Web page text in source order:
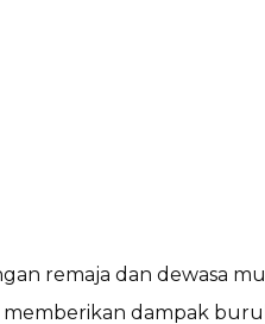
remaja dan dewasa
dampak